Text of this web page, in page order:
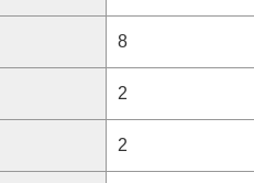
ンツ
8
2
2